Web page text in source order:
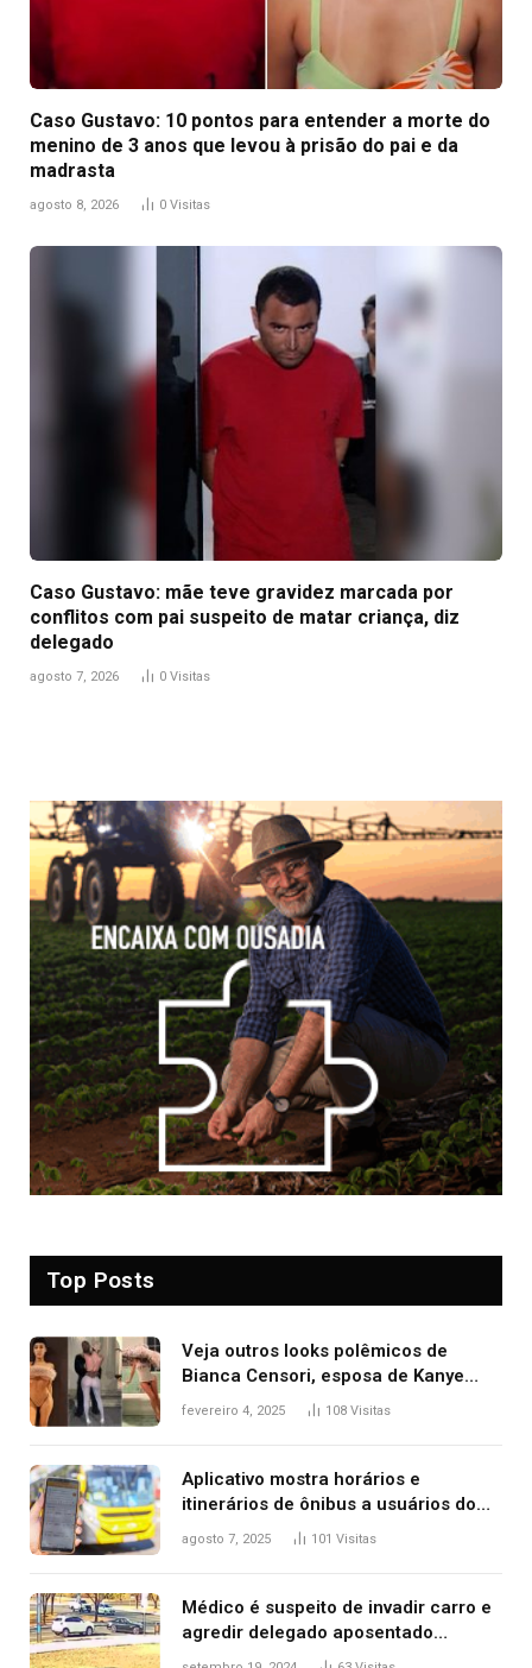
Caso Gustavo: 10 pontos para entender a morte do
menino de 3 anos que levou à prisão do pai e da
madrasta
agosto 8, 2026 0 Visitas
Caso Gustavo: mãe teve gravidez marcada por
conflitos com pai suspeito de matar criança, diz
delegado
agosto 7, 2026 0 Visitas
Top Posts
Veja outros looks polêmicos de
Bianca Censori, esposa de Kanye
West que apareceu nua no Grammy
fevereiro 4, 2025 108 Visitas
Aplicativo mostra horários e
itinerários de ônibus a usuários do
transporte público de Palmas; confira
agosto 7, 2025 101 Visitas
Médico é suspeito de invadir carro e
agredir delegado aposentado
durante confusão no trânsito